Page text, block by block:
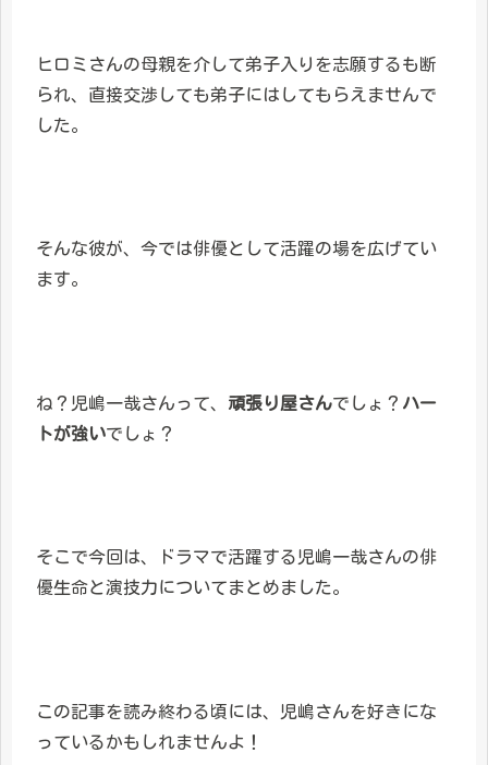
ヒロミさんの母親を介して弟子入りを志願するも断
られ、直接交渉しても弟子にはしてもらえませんで
した。
そんな彼が、今では俳優として活躍の場を広げてい
ます。
ね？児嶋一哉さんって、 頑張り屋さんでしょ？ ハー
トが強いでしょ？
そこで今回は、ドラマで活躍する児嶋一哉さんの俳
優生命と演技力についてまとめました。
この記事を読み終わる頃には、児嶋さんを好きにな
っているかもしれませんよ！